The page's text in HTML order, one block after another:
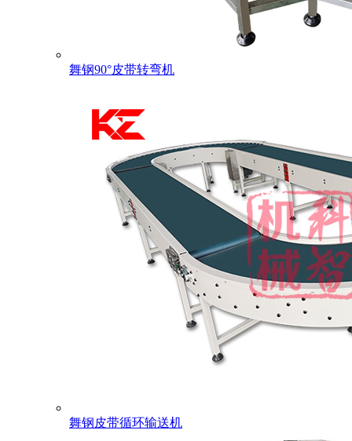
舞钢90°皮带转弯机
舞钢皮带循环输送机